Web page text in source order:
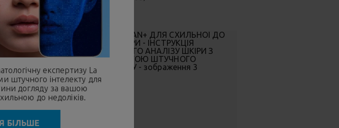
експертизу La
штучного інтелекту для
догляду за вашою
до недоліків.
БІЛЬШЕ
протягом 4 тижнів